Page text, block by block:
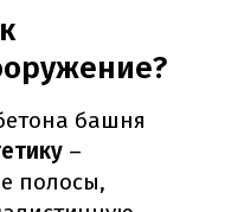
башня
–
полосы,